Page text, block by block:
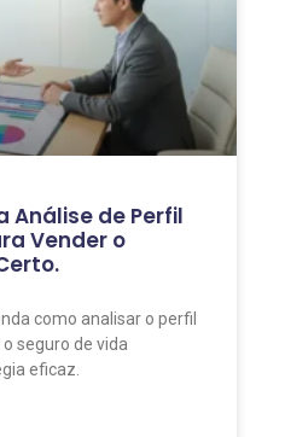
Análise de Perfil
Vender o
como analisar o perfil
seguro de vida
eficaz.